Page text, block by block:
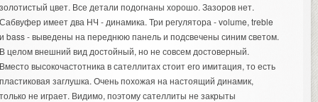
цвет. Все детали подогнаны хорошо. Зазоров нет.
имеет два НЧ - динамика. Три регулятора - volume, treble
bass - выведены на переднюю панель и подсвечены синим светом.
целом внешний вид достойный, но не совсем достоверный.
высокочастотника в сателлитах стоит его имитация, то есть
заглушка. Очень похожая на настоящий динамик,
не играет. Видимо, поэтому сателлиты не закрыты